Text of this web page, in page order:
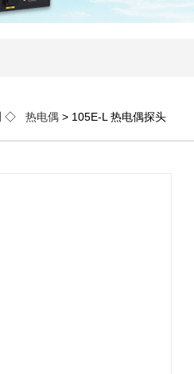
◇ 热电偶 > 105E-L 热电偶探头